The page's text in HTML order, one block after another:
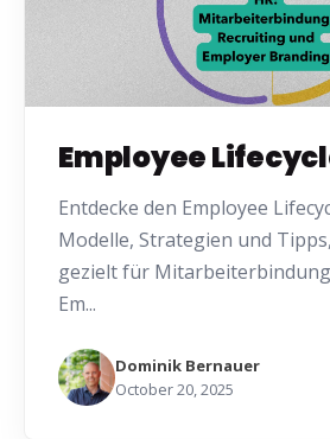
Employee
Entdecke den Employee
Modelle, Strategien und
gezielt für
Em...
Dominik Bernauer
October 20, 2025